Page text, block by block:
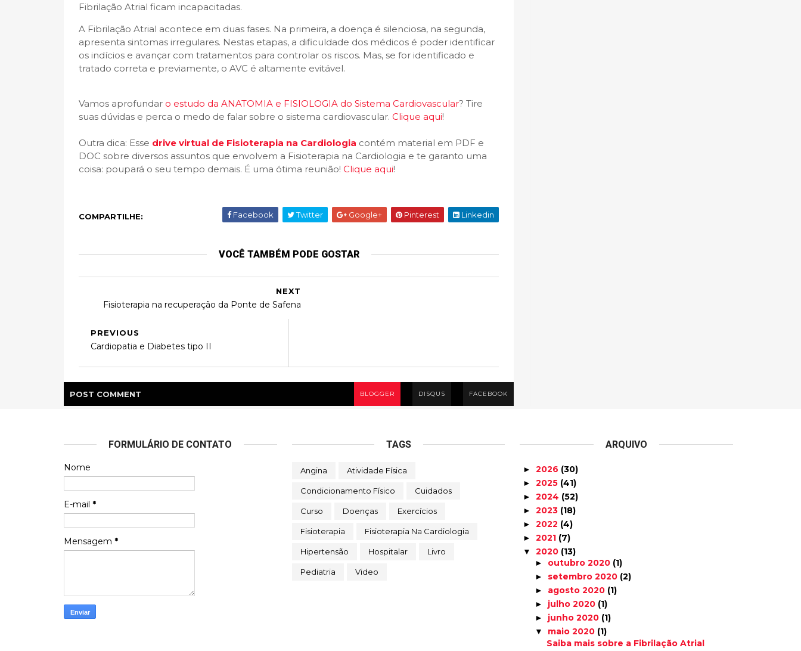
Fibrilação Atrial ficam incapacitadas.
A Fibrilação Atrial acontece em duas fases. Na primeira, a doença é silenciosa, na segunda,
apresenta sintomas irregulares. Nestas etapas, a dificuldade dos médicos é poder identificar
os indícios e avançar com tratamentos para controlar os riscos. Mas, se for identificado e
tratado correta e previamente, o AVC é altamente evitável.
Vamos aprofundar o estudo da ANATOMIA e FISIOLOGIA do Sistema Cardiovascular? Tire
suas dúvidas e perca o medo de falar sobre o sistema cardiovascular. Clique aqui!
Outra dica: Esse drive virtual de Fisioterapia na Cardiologia contém material em PDF e
DOC sobre diversos assuntos que envolvem a Fisioterapia na Cardiologia e te garanto uma
coisa: poupará o seu tempo demais. É uma ótima reunião! Clique aqui!
COMPARTILHE: Facebook Twitter Google+ Pinterest Linkedin
VOCÊ TAMBÉM PODE GOSTAR
NEXT
Fisioterapia na recuperação da Ponte de Safena
PREVIOUS
Cardiopatia e Diabetes tipo II
POST COMMENT BLOGGER DISQUS FACEBOOK
FORMULÁRIO DE CONTATO
Nome
E-mail *
Mensagem *
TAGS
Angina Atividade Física
Condicionamento Físico Cuidados
Curso Doenças Exercícios
Fisioterapia Fisioterapia Na Cardiologia
Hipertensão Hospitalar Livro
Pediatria Video
ARQUIVO
►2026 (30)
►2025 (41)
►2024 (52)
►2023 (18)
►2022 (4)
►2021 (7)
▼2020 (13)
► outubro 2020 (1)
► setembro 2020 (2)
► agosto 2020 (1)
► julho 2020 (1)
► junho 2020 (1)
▼ maio 2020 (1)
Saiba mais sobre a Fibrilação Atrial